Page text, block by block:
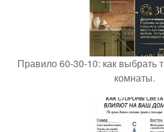
Правило 60-30-10: как выбрать
комнаты.